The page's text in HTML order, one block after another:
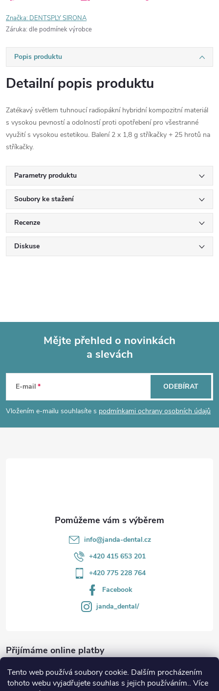
Tento web používá soubory cookie. Dalším procházením
tohoto webu vyjadřujete souhlas s jejich používáním.. Více
Značka: DENTSPLY SIRONA
Záruka: dle podmínek výrobce
Popis produktu
Detailní popis produktu
Zatékavý světlem tuhnoucí radiopákní hybridní kompozitní materiál
s vysokou pevností a odolností proti opotřebení pro všestranné
využití s vysokou estetikou. Balení 2 x 1,8 g stříkačky + 25 hrotů na
stříkačky.
Parametry produktu
Soubory ke stažení
Recenze
Diskuse
p
a
Mějte přehled o novinkách
a slevách
E-mail
Vložením e-mailu souhlasíte s podmínkami ochrany osobních údajů
ODEBÍRAT
info@janda-dental.cz
+420 415 653 201
+420 775 228 764
Facebook
janda_dental/
Přijímáme online platby